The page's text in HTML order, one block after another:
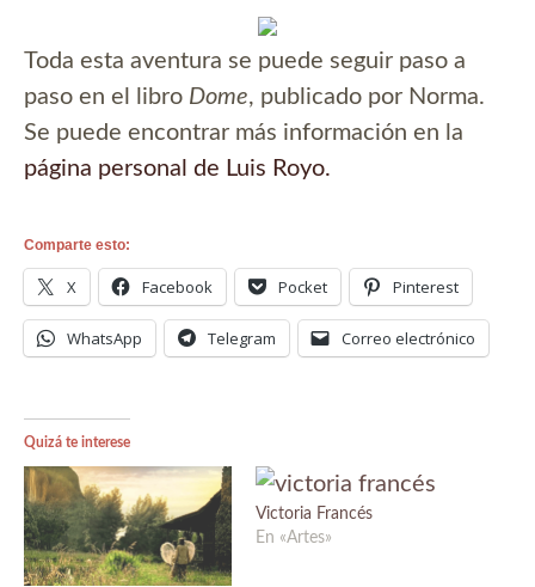
Toda esta aventura se puede seguir paso a
paso en el libro Dome, publicado por Norma.
Se puede encontrar más información en la
página personal de Luis Royo.
Comparte esto:
X Facebook Pocket Pinterest
WhatsApp Telegram Correo electrónico
Quizá te interese
Victoria Francés
En «Artes»